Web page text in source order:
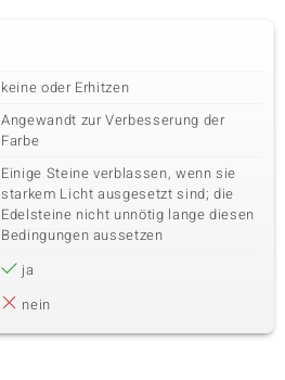
keine oder Erhitzen
Angewandt zur Verbesserung der
Farbe
Einige Steine verblassen, wenn sie
starkem Licht ausgesetzt sind; die
Edelsteine nicht unnötig lange diesen
Bedingungen aussetzen
ja
nein